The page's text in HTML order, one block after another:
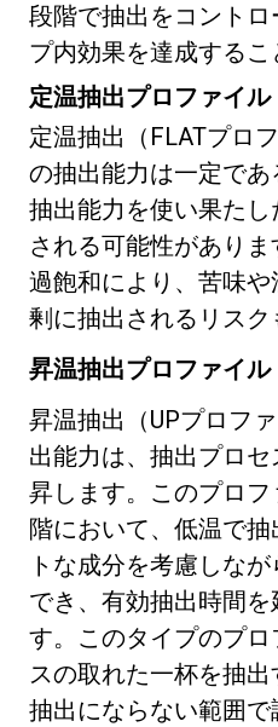
段階で抽出をコント
プ内効果を達成するこ
定温抽出プロファイ
定温抽出（FLATプロ
の抽出能力は一定で
抽出能力を使い果た
される可能性があり
過飽和により、苦味
剰に抽出されるリスク
昇温抽出プロファイル
昇温抽出（UPプロフ
出能力は、抽出プロ
昇します。このプロ
階において、低温で
トな成分を考慮しな
でき、有効抽出時間
す。このタイプのプ
スの取れた一杯を抽
抽出にならない範囲